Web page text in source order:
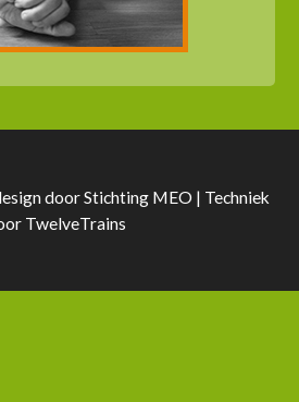
doorStichting MEO | Techniek
TwelveTrains